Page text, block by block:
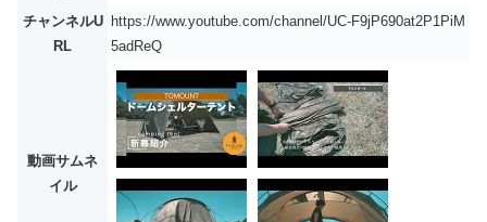
チャンネルU
RL
https://www.youtube.com/channel/UC-F9jP690at2P1PiM
5adReQ
動画サムネ
イル